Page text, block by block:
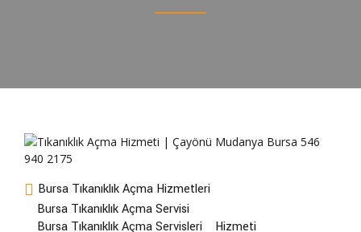
Bursa Tıkanıklık Açma Hizmetleri
Bursa Tıkanıklık Açma Servisi
Bursa Tıkanıklık Açma Servisleri
Hizmeti